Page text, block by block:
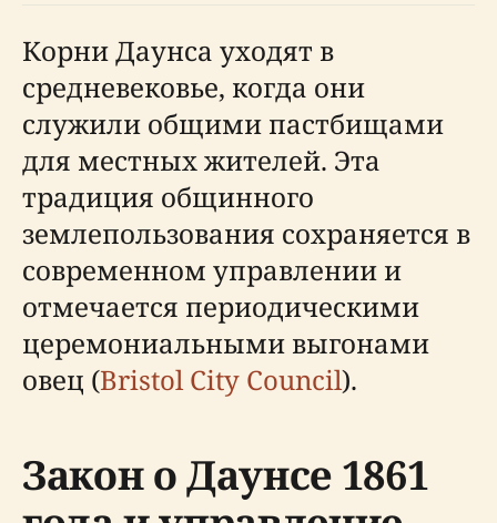
Корни Даунса уходят в
средневековье, когда они
служили общими пастбищами
для местных жителей. Эта
традиция общинного
землепользования сохраняется в
современном управлении и
отмечается периодическими
церемониальными выгонами
овец (Bristol City Council).
Закон о Даунсе 1861